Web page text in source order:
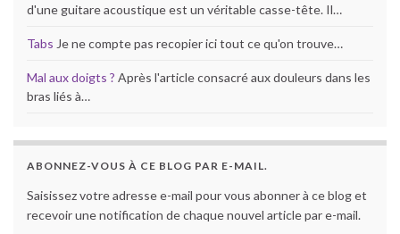
d'une guitare acoustique est un véritable casse-tête. Il…
Tabs Je ne compte pas recopier ici tout ce qu'on trouve…
Mal aux doigts ? Après l'article consacré aux douleurs dans les
bras liés à…
ABONNEZ-VOUS À CE BLOG PAR E-MAIL.
Saisissez votre adresse e-mail pour vous abonner à ce blog et
recevoir une notification de chaque nouvel article par e-mail.